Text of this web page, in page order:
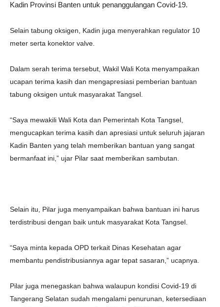
Kadin Provinsi Banten untuk penanggulangan Covid-19.
Selain tabung oksigen, Kadin juga menyerahkan regulator 10
meter serta konektor valve.
Dalam serah terima tersebut, Wakil Wali Kota menyampaikan
ucapan terima kasih dan mengapresiasi pemberian bantuan
tabung oksigen untuk masyarakat Tangsel.
“Saya mewakili Wali Kota dan Pemerintah Kota Tangsel,
mengucapkan terima kasih dan apresiasi untuk seluruh jajaran
Kadin Banten yang telah memberikan bantuan yang sangat
bermanfaat ini,” ujar Pilar saat memberikan sambutan.
Selain itu, Pilar juga menyampaikan bahwa bantuan ini harus
terdistribusi dengan baik untuk masyarakat Kota Tangsel.
“Saya minta kepada OPD terkait Dinas Kesehatan agar
membantu pendistribusiannya agar tepat sasaran,” ucapnya.
Pilar juga menegaskan bahwa walaupun kondisi Covid-19 di
Tangerang Selatan sudah mengalami penurunan, ketersediaan